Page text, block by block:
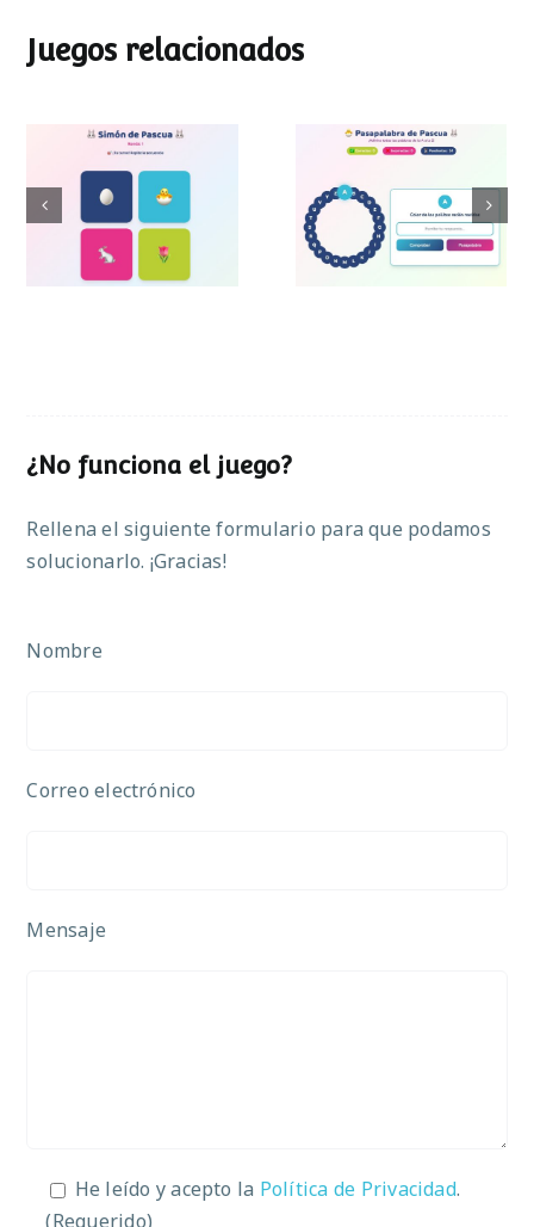
Juegos relacionados
Simon de Pascua
Pasapalabra de
Pascua
¿No funciona el juego?
Rellena el siguiente formulario para que podamos
solucionarlo. ¡Gracias!
Nombre
Correo electrónico
Mensaje
He leído y acepto la Política de Privacidad.
(Requerido)